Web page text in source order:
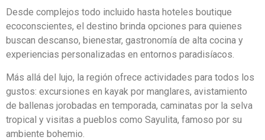
Desde complejos todo incluido hasta hoteles boutique
ecoconscientes, el destino brinda opciones para quienes
buscan descanso, bienestar, gastronomía de alta cocina y
experiencias personalizadas en entornos paradisíacos.
Más allá del lujo, la región ofrece actividades para todos los
gustos: excursiones en kayak por manglares, avistamiento
de ballenas jorobadas en temporada, caminatas por la selva
tropical y visitas a pueblos como Sayulita, famoso por su
ambiente bohemio.